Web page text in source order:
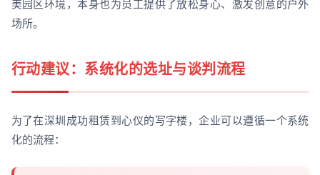
美园区环境，本身也为员工提供了放松身心、激发创意的户外
场所。
行动建议：系统化的选址与谈判流程
为了在深圳成功租赁到心仪的写字楼，企业可以遵循一个系统
化的流程：